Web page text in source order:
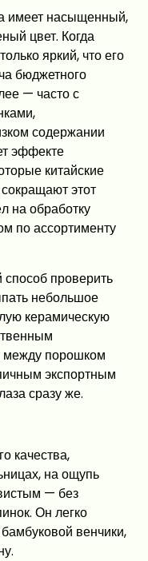
имеет насыщенный,
цвет. Когда
яркий, что его
бюджетного
— часто с
содержании
эффекте
китайские
этот
на обработку
по ассортименту
проверить
небольшое
керамическую
между порошком
экспортным
сразу же.
качества,
на ощупь
— без
Он легко
венчики,